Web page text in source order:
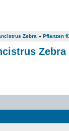
Zebra » Pflanzen
Zebra